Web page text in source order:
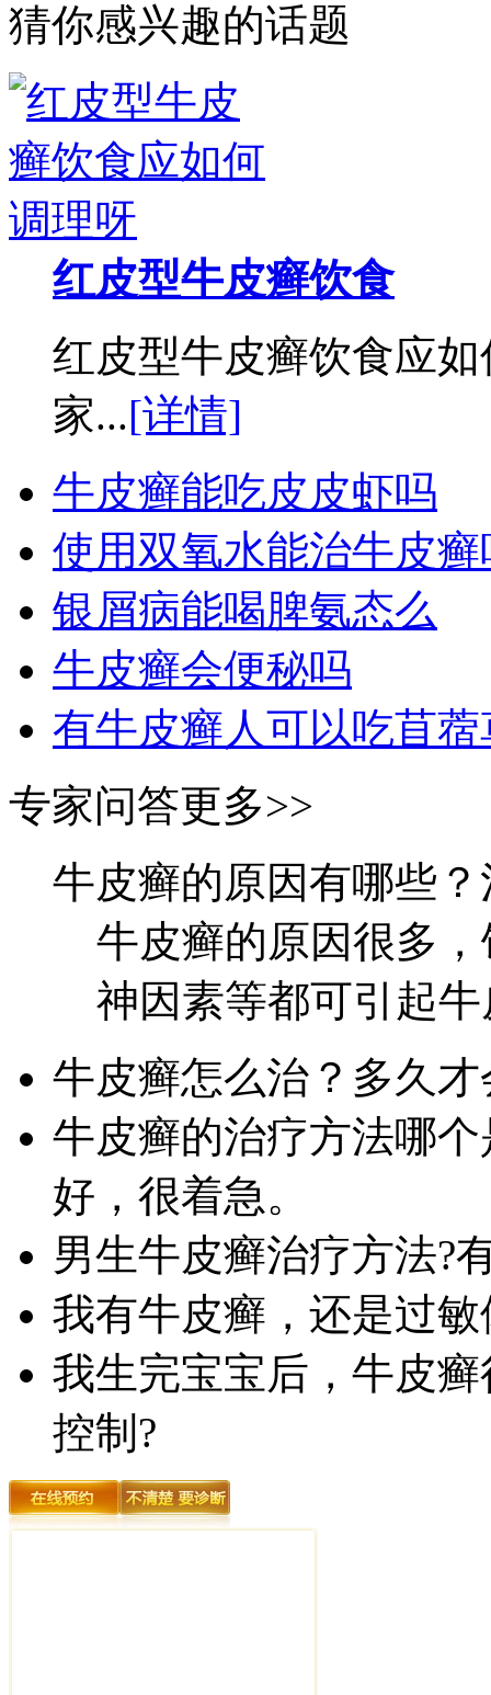
猜你感兴趣的话题
红皮型牛皮癣饮食
红皮型牛皮癣饮食应
家...[详情]
牛皮癣能吃皮皮虾吗
使用双氧水能治牛皮癣
银屑病能喝脾氨态么
牛皮癣会便秘吗
有牛皮癣人可以吃苜蓿
专家问答更多>>
牛皮癣的原因有哪些
牛皮癣的原因很多
神因素等都可引起
牛皮癣怎么治？多久
牛皮癣的治疗方法哪
好，很着急。
男生牛皮癣治疗方法?
我有牛皮癣，还是过
我生完宝宝后，牛皮
控制?